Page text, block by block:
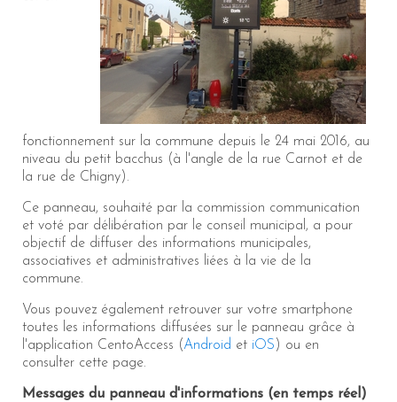
fonctionnement sur la commune depuis le 24 mai 2016, au
niveau du petit bacchus (à l'angle de la rue Carnot et de
la rue de Chigny).
Ce panneau, souhaité par la commission communication
et voté par délibération par le conseil municipal, a pour
objectif de diffuser des informations municipales,
associatives et administratives liées à la vie de la
commune.
Vous pouvez également retrouver sur votre smartphone
toutes les informations diffusées sur le panneau grâce à
l'application CentoAccess (Android et iOS ) ou en
consulter cette page.
Messages du panneau d'informations (en temps réel)